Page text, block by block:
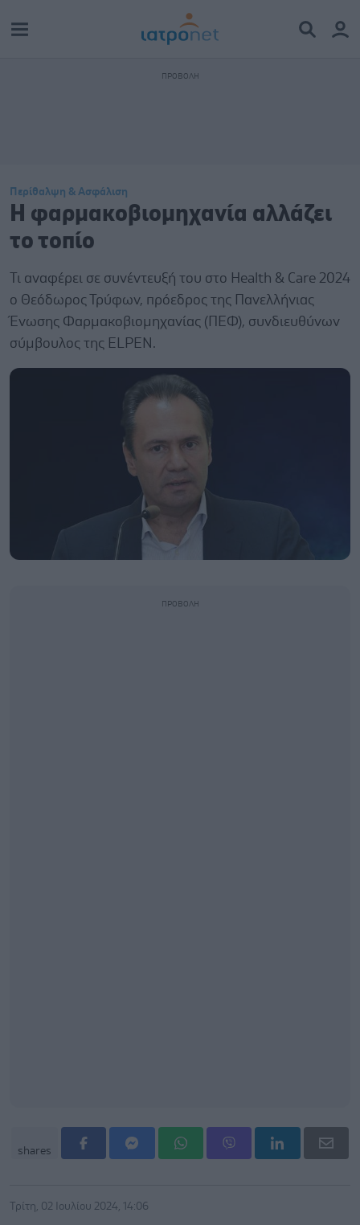
Περίθαλψη & Ασφάλιση
Η φαρμακοβιομηχανία αλλάζει
το τοπίο
Τι αναφέρει σε συνέντευξή του στο Health & Care 2024
ο Θεόδωρος Τρύφων, πρόεδρος της Πανελλήνιας
Ένωσης Φαρμακοβιομηχανίας (ΠΕΦ), συνδιευθύνων
σύμβουλος της ELPEN.
shares
Τρίτη, 02 Ιουλίου 2024, 14:06